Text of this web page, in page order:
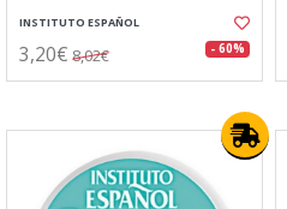
INSTITUTO ESPAÑOL
3,20€ 8,02€ - 60%